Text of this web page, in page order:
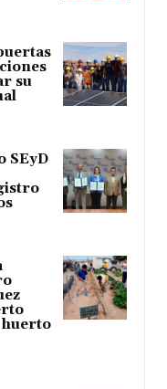
su
SEyD
huerto